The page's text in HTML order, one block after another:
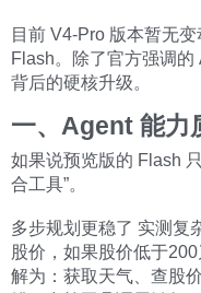
目前 V4-Pro 版本暂无
Flash。除了官方强调
背后的硬核升级。
一、Agent 能力
如果说预览版的 Flash
合工具”。
多步规划更稳了 实测复
股价，如果股价低于
解为：获取天气、查股